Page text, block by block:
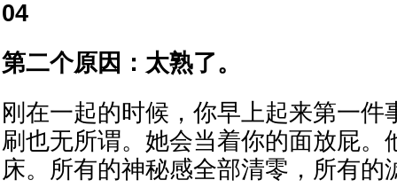
04
第二个原因：太熟了。
刚在一起的时候，你早上起来第一件
刷也无所谓。她会当着你的面放屁。
床。所有的神秘感全部清零，所有的